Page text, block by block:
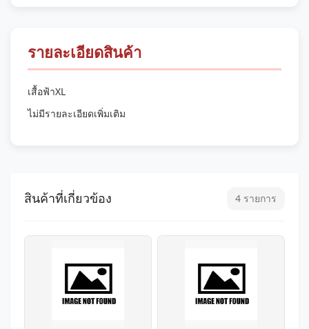
รายละเอียดสินค้า
เสื้อฟ้าXL
ไม่มีรายละเอียดเพิ่มเติม
สินค้าที่เกี่ยวข้อง 4 รายการ